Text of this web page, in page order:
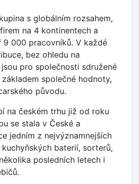
s globálním rozsahem,
na 4 kontinentech a
9 000 pracovníků. V každé
bez ohledu na
pro společnosti sdružené
základem společné hodnoty,
původu.
na českém trhu již od roku
se stala v České a
jedním z nejvýznamnejších
baterií, sorterů,
posledních letech i